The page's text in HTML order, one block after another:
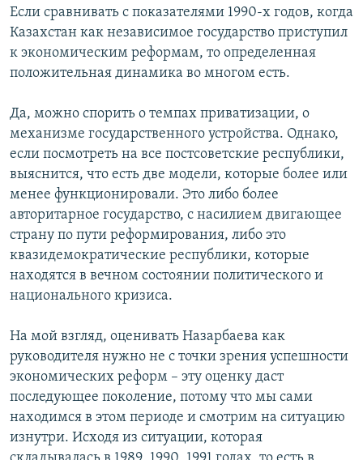
Если сравнивать с показателями 1990-х годов, когда
Казахстан как независимое государство приступил
к экономическим реформам, то определенная
положительная динамика во многом есть.
Да, можно спорить о темпах приватизации, о
механизме государственного устройства. Однако,
если посмотреть на все постсоветские республики,
выяснится, что есть две модели, которые более или
менее функционировали. Это либо более
авторитарное государство, с насилием двигающее
страну по пути реформирования, либо это
квазидемократические республики, которые
находятся в вечном состоянии политического и
национального кризиса.
На мой взгляд, оценивать Назарбаева как
руководителя нужно не с точки зрения успешности
экономических реформ – эту оценку даст
последующее поколение, потому что мы сами
находимся в этом периоде и смотрим на ситуацию
изнутри. Исходя из ситуации, которая